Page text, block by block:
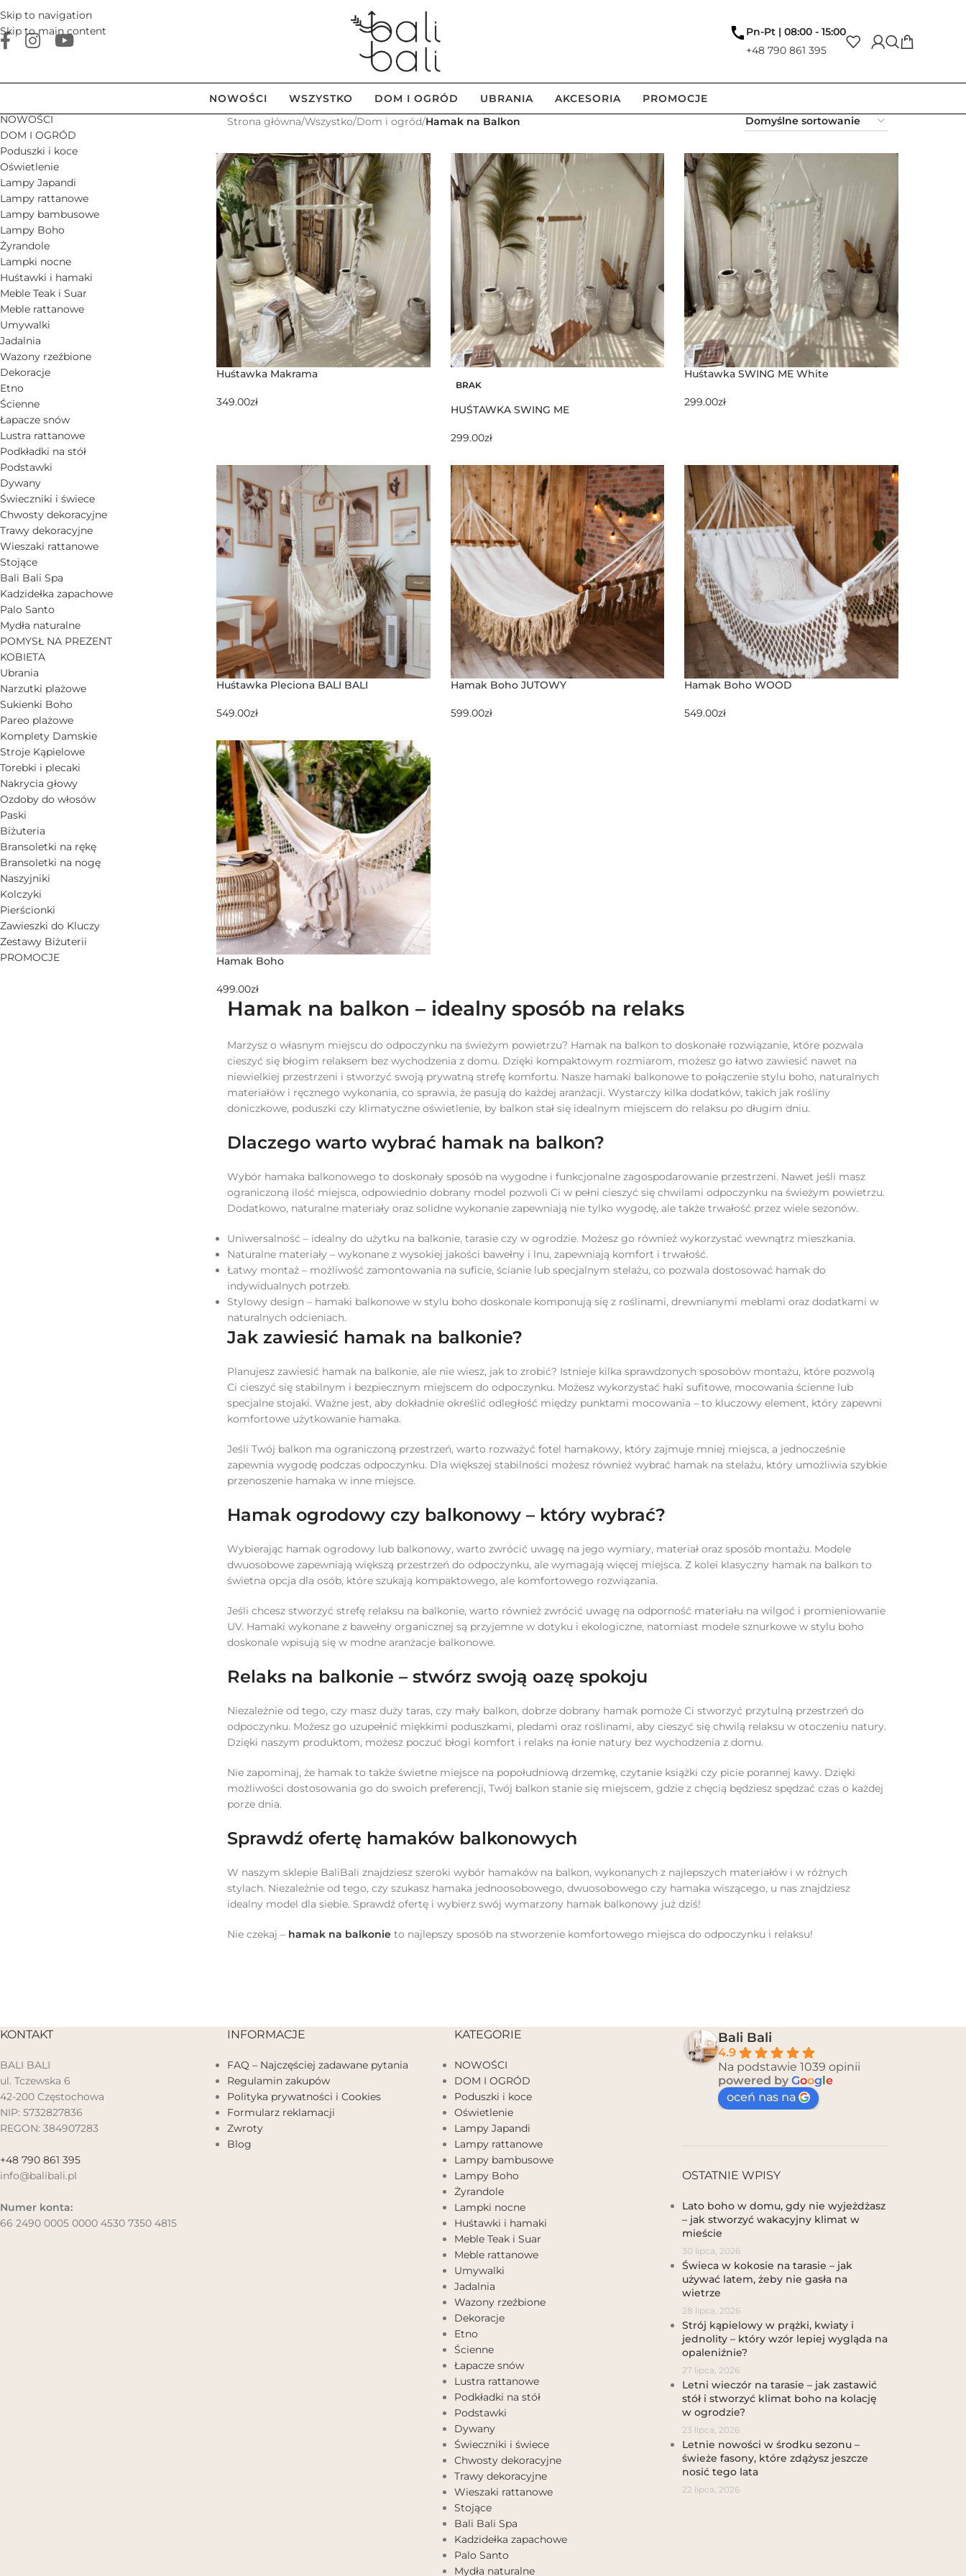
Skip to navigation
Skip to main content
+48 790 861 395
Pn-Pt | 08:00 - 15:00
NOWOŚCI WSZYSTKO DOM I OGRÓD UBRANIA AKCESORIA
PROMOCJE
NOWOŚCI
DOM I OGRÓD
Poduszki i koce
Oświetlenie
Lampy Japandi
Lampy rattanowe
Lampy bambusowe
Lampy Boho
Żyrandole
Lampki nocne
Huśtawki i hamaki
Meble Teak i Suar
Meble rattanowe
Umywalki
Jadalnia
Wazony rzeźbione
Dekoracje
Etno
Ścienne
Łapacze snów
Lustra rattanowe
Podkładki na stół
Podstawki
Dywany
Świeczniki i świece
Chwosty dekoracyjne
Trawy dekoracyjne
Wieszaki rattanowe
Stojące
Bali Bali Spa
Kadzidełka zapachowe
Palo Santo
Mydła naturalne
POMYSŁ NA PREZENT
KOBIETA
Ubrania
Narzutki plażowe
Sukienki Boho
Pareo plażowe
Komplety Damskie
Stroje Kąpielowe
Torebki i plecaki
Nakrycia głowy
Ozdoby do włosów
Paski
Biżuteria
Bransoletki na rękę
Bransoletki na nogę
Naszyjniki
Kolczyki
Pierścionki
Zawieszki do Kluczy
Zestawy Biżuterii
PROMOCJE
Strona główna/Wszystko/Dom i ogród/Hamak na Balkon
Huśtawka Makrama
349.00zł
BRAK
HUŚTAWKA SWING ME
299.00zł
Huśtawka SWING ME White
299.00zł
Huśtawka Pleciona BALI BALI
549.00zł
Hamak Boho JUTOWY
599.00zł
Hamak Boho WOOD
549.00zł
Hamak Boho
499.00zł
Hamak na balkon – idealny sposób na relaks
Marzysz o własnym miejscu do odpoczynku na świeżym powietrzu? Hamak na balkon to doskonałe rozwiązanie, które pozwala
cieszyć się błogim relaksem bez wychodzenia z domu. Dzięki kompaktowym rozmiarom, możesz go łatwo zawiesić nawet na
niewielkiej przestrzeni i stworzyć swoją prywatną strefę komfortu. Nasze hamaki balkonowe to połączenie stylu boho, naturalnych
materiałów i ręcznego wykonania, co sprawia, że pasują do każdej aranżacji. Wystarczy kilka dodatków, takich jak rośliny
doniczkowe, poduszki czy klimatyczne oświetlenie, by balkon stał się idealnym miejscem do relaksu po długim dniu.
Dlaczego warto wybrać hamak na balkon?
Wybór hamaka balkonowego to doskonały sposób na wygodne i funkcjonalne zagospodarowanie przestrzeni. Nawet jeśli masz
ograniczoną ilość miejsca, odpowiednio dobrany model pozwoli Ci w pełni cieszyć się chwilami odpoczynku na świeżym powietrzu.
Dodatkowo, naturalne materiały oraz solidne wykonanie zapewniają nie tylko wygodę, ale także trwałość przez wiele sezonów.
Uniwersalność – idealny do użytku na balkonie, tarasie czy w ogrodzie. Możesz go również wykorzystać wewnątrz mieszkania.
Naturalne materiały – wykonane z wysokiej jakości bawełny i lnu, zapewniają komfort i trwałość.
Łatwy montaż – możliwość zamontowania na suficie, ścianie lub specjalnym stelażu, co pozwala dostosować hamak do
indywidualnych potrzeb.
Stylowy design – hamaki balkonowe w stylu boho doskonale komponują się z roślinami, drewnianymi meblami oraz dodatkami w
naturalnych odcieniach.
Jak zawiesić hamak na balkonie?
Planujesz zawiesić hamak na balkonie, ale nie wiesz, jak to zrobić? Istnieje kilka sprawdzonych sposobów montażu, które pozwolą
Ci cieszyć się stabilnym i bezpiecznym miejscem do odpoczynku. Możesz wykorzystać haki sufitowe, mocowania ścienne lub
specjalne stojaki. Ważne jest, aby dokładnie określić odległość między punktami mocowania – to kluczowy element, który zapewni
komfortowe użytkowanie hamaka.
Jeśli Twój balkon ma ograniczoną przestrzeń, warto rozważyć fotel hamakowy, który zajmuje mniej miejsca, a jednocześnie
zapewnia wygodę podczas odpoczynku. Dla większej stabilności możesz również wybrać hamak na stelażu, który umożliwia szybkie
przenoszenie hamaka w inne miejsce.
Hamak ogrodowy czy balkonowy – który wybrać?
Wybierając hamak ogrodowy lub balkonowy, warto zwrócić uwagę na jego wymiary, materiał oraz sposób montażu. Modele
dwuosobowe zapewniają większą przestrzeń do odpoczynku, ale wymagają więcej miejsca. Z kolei klasyczny hamak na balkon to
świetna opcja dla osób, które szukają kompaktowego, ale komfortowego rozwiązania.
Jeśli chcesz stworzyć strefę relaksu na balkonie, warto również zwrócić uwagę na odporność materiału na wilgoć i promieniowanie
UV. Hamaki wykonane z bawełny organicznej są przyjemne w dotyku i ekologiczne, natomiast modele sznurkowe w stylu boho
doskonale wpisują się w modne aranżacje balkonowe.
Relaks na balkonie – stwórz swoją oazę spokoju
Niezależnie od tego, czy masz duży taras, czy mały balkon, dobrze dobrany hamak pomoże Ci stworzyć przytulną przestrzeń do
odpoczynku. Możesz go uzupełnić miękkimi poduszkami, pledami oraz roślinami, aby cieszyć się chwilą relaksu w otoczeniu natury.
Dzięki naszym produktom, możesz poczuć błogi komfort i relaks na łonie natury bez wychodzenia z domu.
Nie zapominaj, że hamak to także świetne miejsce na popołudniową drzemkę, czytanie książki czy picie porannej kawy. Dzięki
możliwości dostosowania go do swoich preferencji, Twój balkon stanie się miejscem, gdzie z chęcią będziesz spędzać czas o każdej
porze dnia.
Sprawdź ofertę hamaków balkonowych
W naszym sklepie BaliBali znajdziesz szeroki wybór hamaków na balkon, wykonanych z najlepszych materiałów i w różnych
stylach. Niezależnie od tego, czy szukasz hamaka jednoosobowego, dwuosobowego czy hamaka wiszącego, u nas znajdziesz
idealny model dla siebie. Sprawdź ofertę i wybierz swój wymarzony hamak balkonowy już dziś!
Nie czekaj – hamak na balkonie to najlepszy sposób na stworzenie komfortowego miejsca do odpoczynku i relaksu!
KONTAKT
BALI BALI
ul. Tczewska 6
42-200 Częstochowa
NIP: 5732827836
REGON: 384907283
+48 790 861 395
info@balibali.pl
Numer konta:
66 2490 0005 0000 4530 7350 4815
INFORMACJE
FAQ – Najczęściej zadawane pytania
Regulamin zakupów
Polityka prywatności i Cookies
Formularz reklamacji
Zwroty
Blog
KATEGORIE
NOWOŚCI
DOM I OGRÓD
Poduszki i koce
Oświetlenie
Lampy Japandi
Lampy rattanowe
Lampy bambusowe
Lampy Boho
Żyrandole
Lampki nocne
Huśtawki i hamaki
Meble Teak i Suar
Meble rattanowe
Umywalki
Jadalnia
Wazony rzeźbione
Dekoracje
Etno
Ścienne
Łapacze snów
Lustra rattanowe
Podkładki na stół
Podstawki
Dywany
Świeczniki i świece
Chwosty dekoracyjne
Trawy dekoracyjne
Wieszaki rattanowe
Stojące
Bali Bali Spa
Kadzidełka zapachowe
Palo Santo
Mydła naturalne
Bali Bali
4.9
Na podstawie 1039 opinii
powered by Google
oceń nas na
OSTATNIE WPISY
Lato boho w domu, gdy nie wyjeżdżasz
– jak stworzyć wakacyjny klimat w
mieście
30 lipca, 2026
Świeca w kokosie na tarasie – jak
używać latem, żeby nie gasła na
wietrze
28 lipca, 2026
Strój kąpielowy w prążki, kwiaty i
jednolity – który wzór lepiej wygląda na
opaleniźnie?
27 lipca, 2026
Letni wieczór na tarasie – jak zastawić
stół i stworzyć klimat boho na kolację
w ogrodzie?
23 lipca, 2026
Letnie nowości w środku sezonu –
świeże fasony, które zdążysz jeszcze
nosić tego lata
22 lipca, 2026